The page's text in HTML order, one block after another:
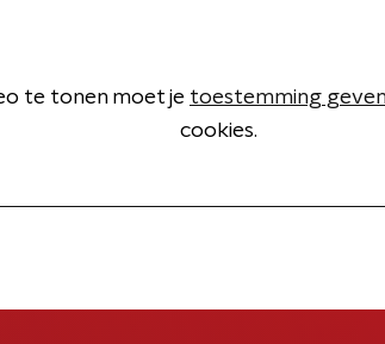
te tonen moet je toestemming geven
cookies.